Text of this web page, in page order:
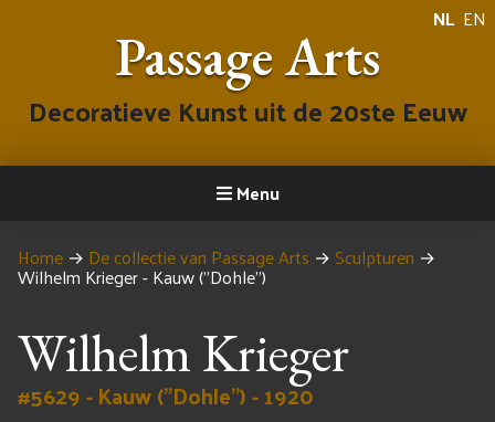
NL EN
Passage Arts
Decoratieve Kunst uit de 20ste Eeuw
Menu
Home → De collectie van Passage Arts → Sculpturen →
Wilhelm Krieger - Kauw ("Dohle")
Wilhelm Krieger
#5629 - Kauw ("Dohle") - 1920